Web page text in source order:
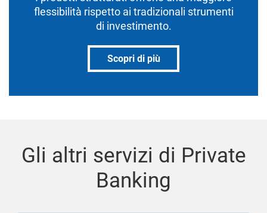
flessibilità rispetto ai tradizionali strumenti
di investimento.
Scopri di più
Gli altri servizi di Private
Banking